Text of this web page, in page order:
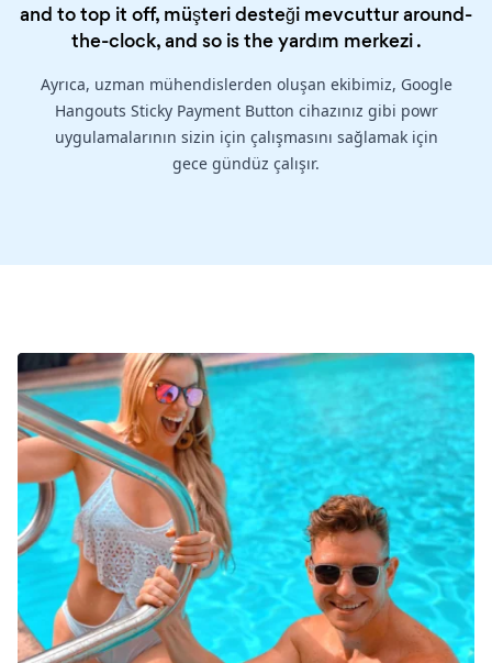
and to top it off, müşteri desteği mevcuttur around-
the-clock, and so is theyardım merkezi.
Ayrıca, uzman mühendislerden oluşan ekibimiz, Google
Hangouts Sticky Payment Button cihazınız gibi powr
uygulamalarının sizin için çalışmasını sağlamak için
gece gündüz çalışır.